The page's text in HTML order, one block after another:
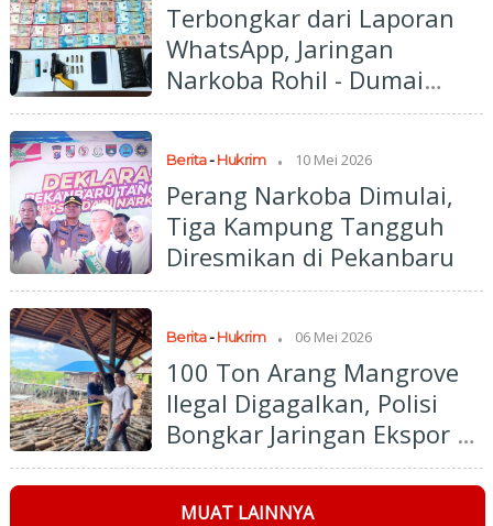
Terbongkar dari Laporan
WhatsApp, Jaringan
Narkoba Rohil - Dumai
Digulung Polisi
Berita-Hukrim . 10 Mei 2026
Perang Narkoba Dimulai,
Tiga Kampung Tangguh
Diresmikan di Pekanbaru
Berita-Hukrim . 06 Mei 2026
100 Ton Arang Mangrove
Ilegal Digagalkan, Polisi
Bongkar Jaringan Ekspor ke
Malaysia
MUAT LAINNYA